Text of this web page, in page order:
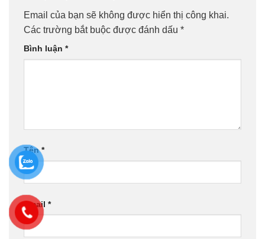
Email của bạn sẽ không được hiển thị công khai.
Các trường bắt buộc được đánh dấu *
Bình luận *
Tên*
Email *